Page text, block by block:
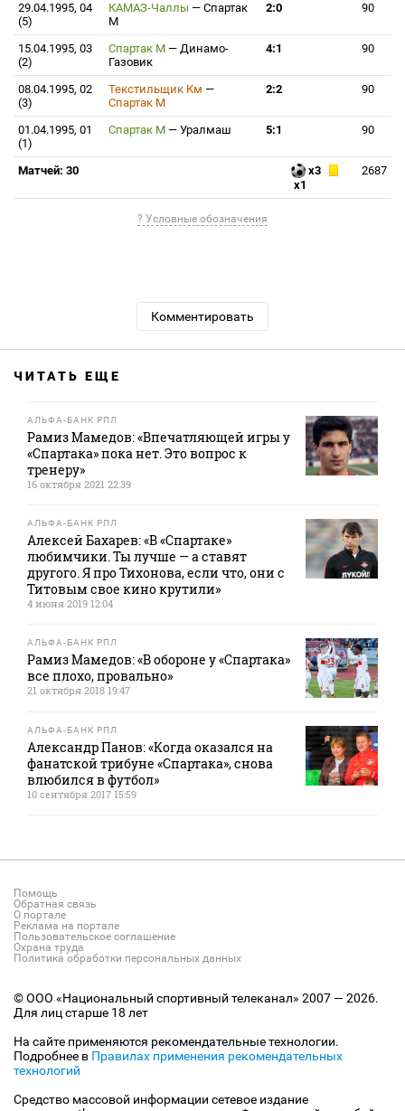
29.04.1995, 04
(5)
КАМАЗ-Чаллы — Спартак
М
2:0 90
15.04.1995, 03
(2)
Спартак М — Динамо-
Газовик
4:1 90
08.04.1995, 02
(3)
Текстильщик Км —
Спартак М
2:2 90
01.04.1995, 01
(1)
Спартак М — Уралмаш 5:1 90
Матчей: 30
x3
x1
2687
? Условные обозначения
Комментировать
ЧИТАТЬ ЕЩЕ
АЛЬФА-БАНК РПЛ
Рамиз Мамедов: «Впечатляющей игры у
«Спартака» пока нет. Это вопрос к
тренеру»
16 октября 2021 22:39
АЛЬФА-БАНК РПЛ
Алексей Бахарев: «В «Спартаке»
любимчики. Ты лучше — а ставят
другого. Я про Тихонова, если что, они с
Титовым свое кино крутили»
4 июня 2019 12:04
АЛЬФА-БАНК РПЛ
Рамиз Мамедов: «В обороне у «Спартака»
все плохо, провально»
21 октября 2018 19:47
АЛЬФА-БАНК РПЛ
Александр Панов: «Когда оказался на
фанатской трибуне «Спартака», снова
влюбился в футбол»
10 сентября 2017 15:59
Помощь
Обратная связь
О портале
Реклама на портале
Пользовательское соглашение
Охрана труда
Политика обработки персональных данных
© ООО «Национальный спортивный телеканал» 2007 — 2026.
Для лиц старше 18 лет
На сайте применяются рекомендательные технологии.
Подробнее в Правилах применения рекомендательных
технологий
Средство массовой информации сетевое издание